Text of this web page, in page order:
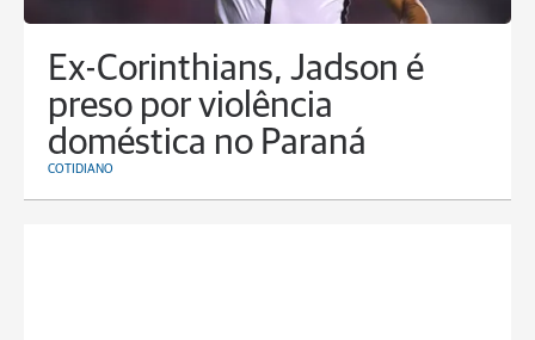
Ex-Corinthians, Jadson é
preso por violência
doméstica no Paraná
COTIDIANO